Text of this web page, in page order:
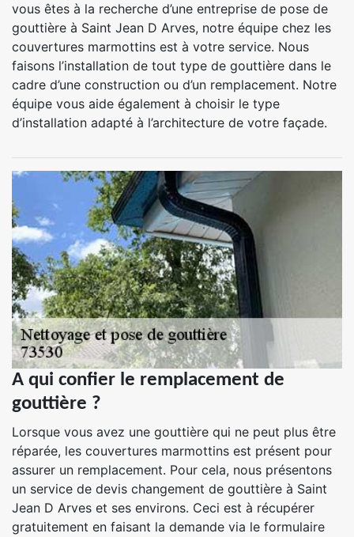
vous êtes à la recherche d’une entreprise de pose de
gouttière à Saint Jean D Arves, notre équipe chez les
couvertures marmottins est à votre service. Nous
faisons l’installation de tout type de gouttière dans le
cadre d’une construction ou d’un remplacement. Notre
équipe vous aide également à choisir le type
d’installation adapté à l’architecture de votre façade.
A qui confier le remplacement de
gouttière ?
Lorsque vous avez une gouttière qui ne peut plus être
réparée, les couvertures marmottins est présent pour
assurer un remplacement. Pour cela, nous présentons
un service de devis changement de gouttière à Saint
Jean D Arves et ses environs. Ceci est à récupérer
gratuitement en faisant la demande via le formulaire